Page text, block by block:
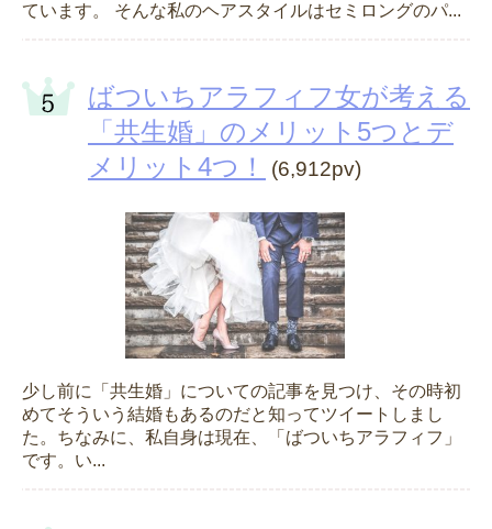
ています。 そんな私のヘアスタイルはセミロングのパ...
ばついちアラフィフ女が考える
「共生婚」のメリット5つとデ
メリット4つ！
(6,912pv)
少し前に「共生婚」についての記事を見つけ、その時初
めてそういう結婚もあるのだと知ってツイートしまし
た。ちなみに、私自身は現在、「ばついちアラフィフ」
です。い...